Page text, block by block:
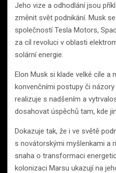
Jeho vize a odhodlání jsou
změnit svět podnikání. Musk
společností Tesla Motors,
za cíl revoluci v oblasti
solární energie.
Elon Musk si klade velké cíle a
konvenčními postupy či
realizuje s nadšením a
dosahovat úspěchů tam, kde
Dokazuje tak, že i ve světě
s novátorskými myšlenkami a
snaha o transformaci
kolonizaci Marsu ukazují na